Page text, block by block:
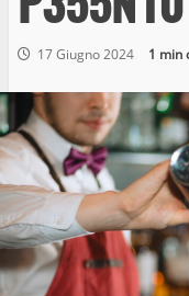
17 Giugno 2024 1 min